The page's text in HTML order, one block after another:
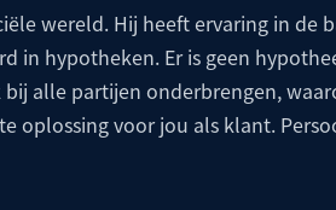
wereld. Hij heeft ervaring in
in hypotheken. Er is geen
alle partijen onderbrengen,
oplossing voor jou als klant.